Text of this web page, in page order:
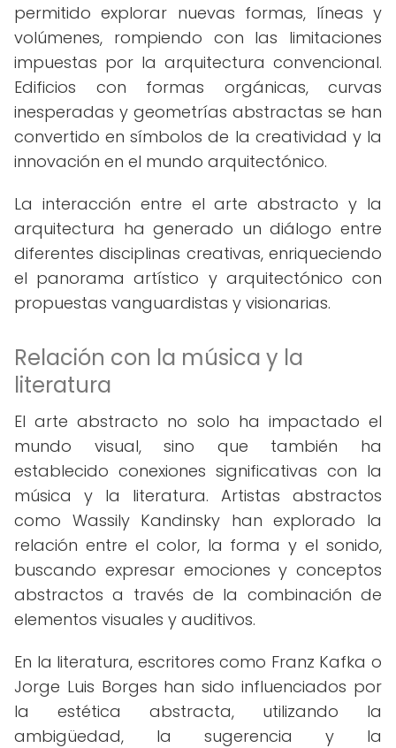
permitido explorar nuevas formas, líneas y
volúmenes, rompiendo con las limitaciones
impuestas por la arquitectura convencional.
Edificios con formas orgánicas, curvas
inesperadas y geometrías abstractas se han
convertido en símbolos de la creatividad y la
innovación en el mundo arquitectónico.
La interacción entre el arte abstracto y la
arquitectura ha generado un diálogo entre
diferentes disciplinas creativas, enriqueciendo
el panorama artístico y arquitectónico con
propuestas vanguardistas y visionarias.
Relación con la música y la
literatura
El arte abstracto no solo ha impactado el
mundo visual, sino que también ha
establecido conexiones significativas con la
música y la literatura. Artistas abstractos
como Wassily Kandinsky han explorado la
relación entre el color, la forma y el sonido,
buscando expresar emociones y conceptos
abstractos a través de la combinación de
elementos visuales y auditivos.
En la literatura, escritores como Franz Kafka o
Jorge Luis Borges han sido influenciados por
la estética abstracta, utilizando la
ambigüedad, la sugerencia y la